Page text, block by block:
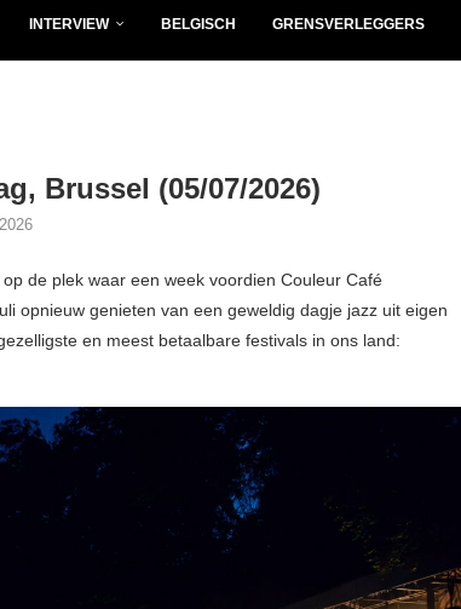
INTERVIEW BELGISCH GRENSVERLEGGERS
Brussel (05/07/2026)
de plek waar een week voordien Couleur Café
opnieuw genieten van een geweldig dagje jazz uit eigen
en meest betaalbare festivals in ons land: